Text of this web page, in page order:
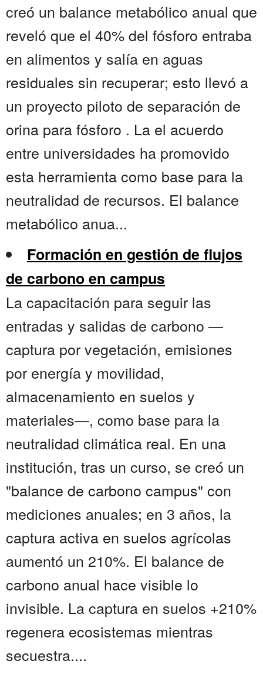
creó un balance metabólico anual que
reveló que el 40% del fósforo entraba
en alimentos y salía en aguas
residuales sin recuperar; esto llevó a
un proyecto piloto de separación de
orina para fósforo . La el acuerdo
entre universidades ha promovido
esta herramienta como base para la
neutralidad de recursos. El balance
metabólico anua...
Formación en gestión de flujos
de carbono en campus
La capacitación para seguir las
entradas y salidas de carbono —
captura por vegetación, emisiones
por energía y movilidad,
almacenamiento en suelos y
materiales—, como base para la
neutralidad climática real. En una
institución, tras un curso, se creó un
"balance de carbono campus" con
mediciones anuales; en 3 años, la
captura activa en suelos agrícolas
aumentó un 210%. El balance de
carbono anual hace visible lo
invisible. La captura en suelos +210%
regenera ecosistemas mientras
secuestra....